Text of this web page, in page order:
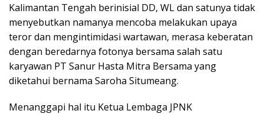
Kalimantan Tengah berinisial DD, WL dan satunya tidak
menyebutkan namanya mencoba melakukan upaya
teror dan mengintimidasi wartawan, merasa keberatan
dengan beredarnya fotonya bersama salah satu
karyawan PT Sanur Hasta Mitra Bersama yang
diketahui bernama Saroha Situmeang.
Menanggapi hal itu Ketua Lembaga JPNK